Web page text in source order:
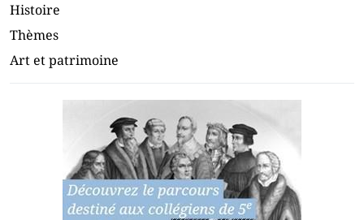
Histoire
Thèmes
Art et patrimoine